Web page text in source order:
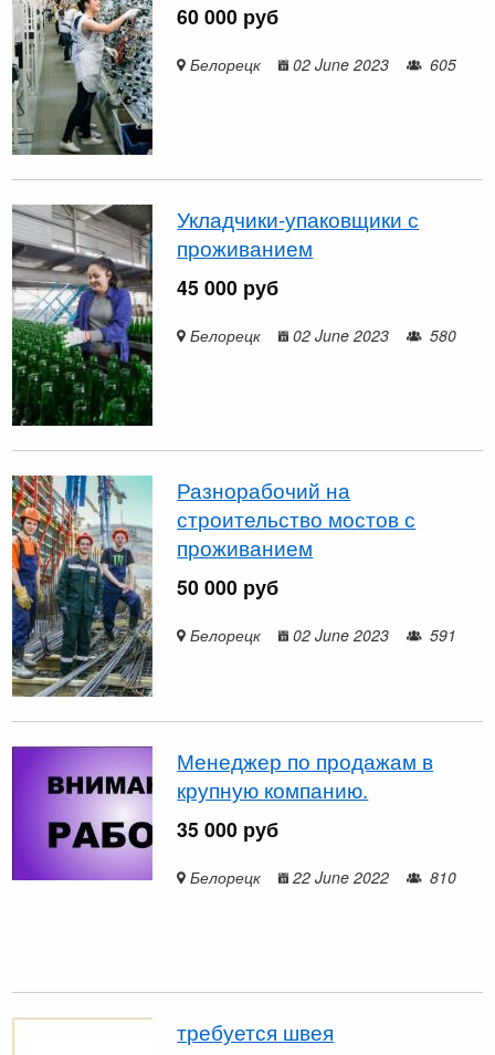
60 000 руб
Белорецк 02 June 2023 605
Укладчики-упаковщики с
проживанием
45 000 руб
Белорецк 02 June 2023 580
Разнорабочий на
строительство мостов с
проживанием
50 000 руб
Белорецк 02 June 2023 591
Менеджер по продажам в
крупную компанию.
35 000 руб
Белорецк 22 June 2022 810
требуется швея